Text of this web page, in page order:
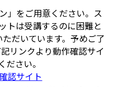
」をご用意ください。ス
トは受講するのに困難と
だいています。予めご了
リンクより動作確認サイ
ださい。
認サイト